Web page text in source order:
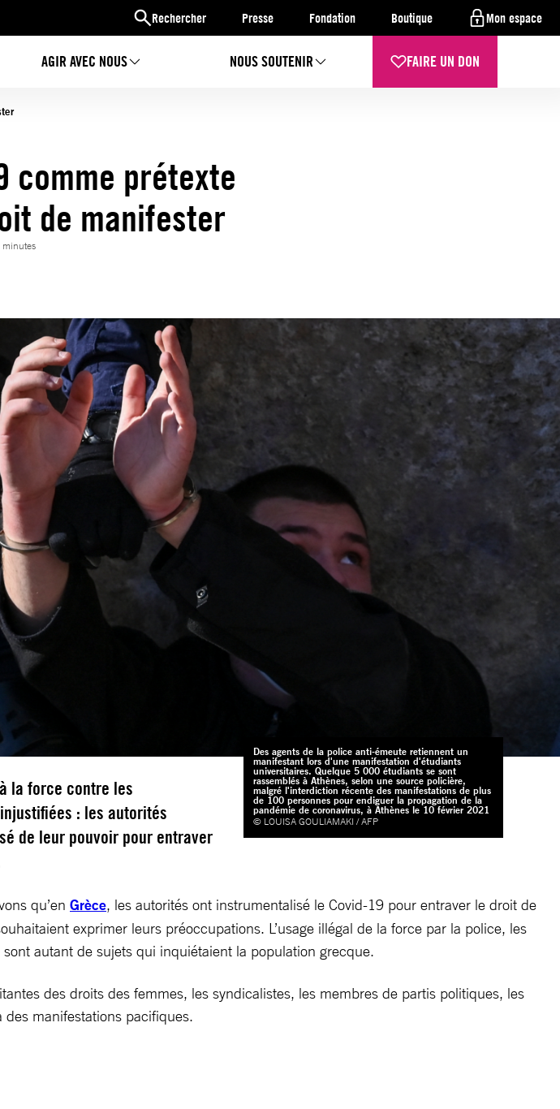
Rechercher Presse Fondation Boutique Mon espace
AGIR AVEC NOUS NOUS SOUTENIR FAIRE UN DON
comme prétexte
de manifester
minutes
Des agents de la police anti-émeute retiennent un
manifestant lors d'une manifestation d'étudiants
universitaires. Quelque 5 000 étudiants se sont
rassemblés à Athènes, selon une source policière,
malgré l'interdiction récente des manifestations de plus
de 100 personnes pour endiguer la propagation de la
pandémie de coronavirus, à Athènes le 10 février 2021
© LOUISA GOULIAMAKI / AFP
la force contre les
: les autorités
de leur pouvoir pour entraver
qu’en Grèce, les autorités ont instrumentalisé le Covid-19 pour entraver le droit de
exprimer leurs préoccupations. L’usage illégal de la force par la police, les
autant de sujets qui inquiétaient la population grecque.
des droits des femmes, les syndicalistes, les membres de partis politiques, les
manifestations pacifiques.